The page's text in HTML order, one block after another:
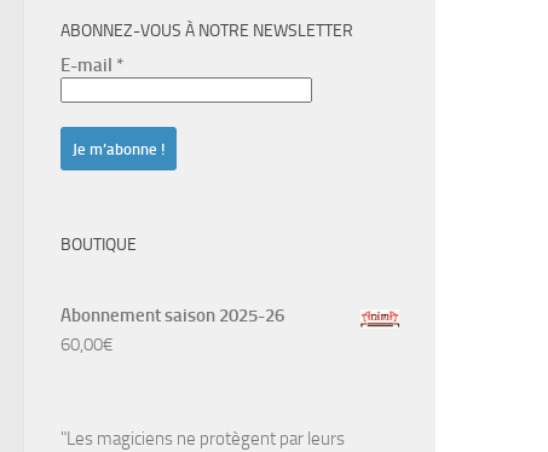
ABONNEZ-VOUS À NOTRE NEWSLETTER
E-mail *
BOUTIQUE
Abonnement saison 2025-26
60,00€
"Les magiciens ne protègent par leurs